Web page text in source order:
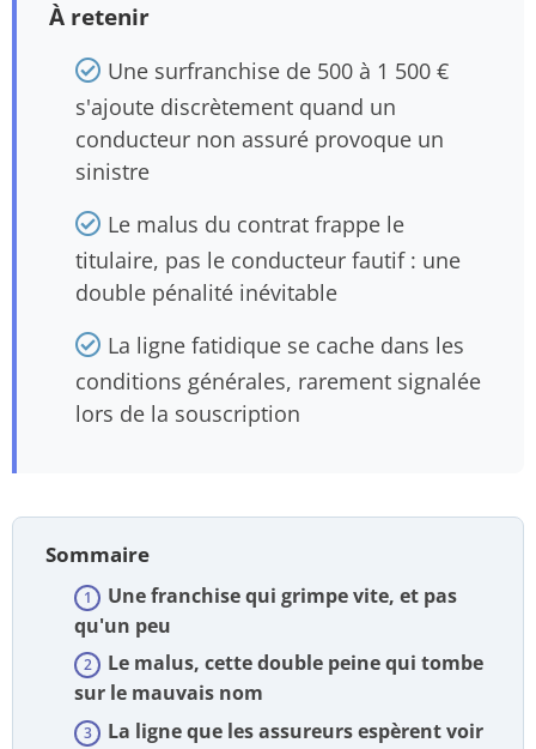
À retenir
Une surfranchise de 500 à 1 500 €
s'ajoute discrètement quand un
conducteur non assuré provoque un
sinistre
Le malus du contrat frappe le
titulaire, pas le conducteur fautif : une
double pénalité inévitable
La ligne fatidique se cache dans les
conditions générales, rarement signalée
lors de la souscription
Sommaire
Une franchise qui grimpe vite, et pas
qu'un peu
Le malus, cette double peine qui tombe
sur le mauvais nom
La ligne que les assureurs espèrent voir